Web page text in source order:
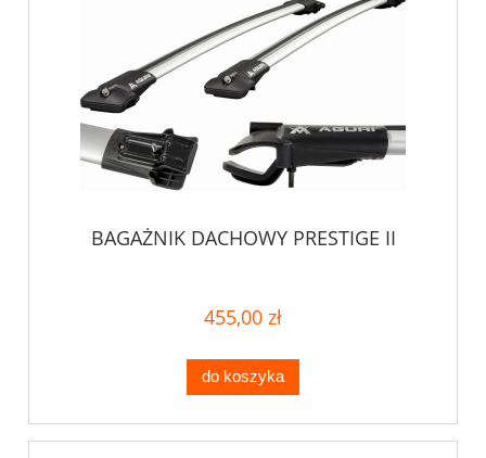
BAGAŻNIK DACHOWY PRESTIGE II
455,00 zł
do koszyka